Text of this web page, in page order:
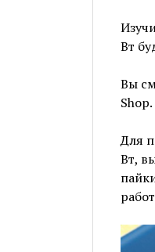
Вт
Вы
Shop.
Для
Вт,